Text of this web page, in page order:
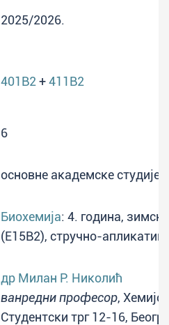
2025/2026.
401B2 +411B2
6
основне академске студије
Биохемија: 4. година,
(E15B2), стручно-
др Милан Р. Николић
ванредни професор,
Студентски трг 12-16,